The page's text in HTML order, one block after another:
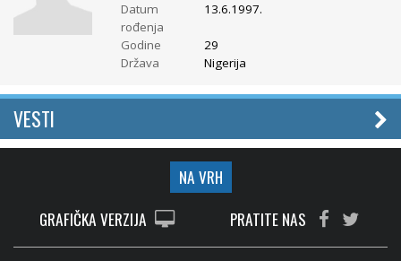
Datum
rođenja
13.6.1997.
Godine
29
Država
Nigerija
VESTI
NA VRH
GRAFIČKA VERZIJA
PRATITE NAS